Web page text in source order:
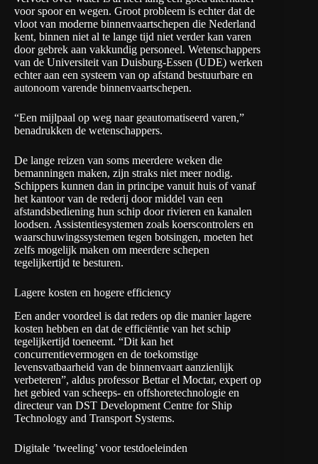
voor spoor en wegen. Groot probleem is echter dat de
vloot van moderne binnenvaartschepen die Nederland
kent, binnen niet al te lange tijd niet verder kan varen
door gebrek aan vakkundig personeel. Wetenschappers
van de Universiteit van Duisburg-Essen (UDE) werken
echter aan een systeem van op afstand bestuurbare en
autonoom varende binnenvaartschepen.
“Een mijlpaal op weg naar geautomatiseerd varen,”
benadrukken de wetenschappers.
De lange reizen van soms meerdere weken die
bemanningen maken, zijn straks niet meer nodig.
Schippers kunnen dan in principe vanuit huis of vanaf
het kantoor van de rederij door middel van een
afstandsbediening hun schip door rivieren en kanalen
loodsen. Assistentiesystemen zoals koerscontrolers en
waarschuwingssystemen tegen botsingen, moeten het
zelfs mogelijk maken om meerdere schepen
tegelijkertijd te besturen.
Lagere kosten en hogere efficiency
Een ander voordeel is dat reders op die manier lagere
kosten hebben en dat de efficiëntie van het schip
tegelijkertijd toeneemt. “Dit kan het
concurrentievermogen en de toekomstige
levensvatbaarheid van de binnenvaart aanzienlijk
verbeteren”, aldus professor Bettar el Moctar, expert op
het gebied van scheeps- en offshoretechnologie en
directeur van DST Development Centre for Ship
Technology and Transport Systems.
Digitale ’tweeling’ voor testdoeleinden